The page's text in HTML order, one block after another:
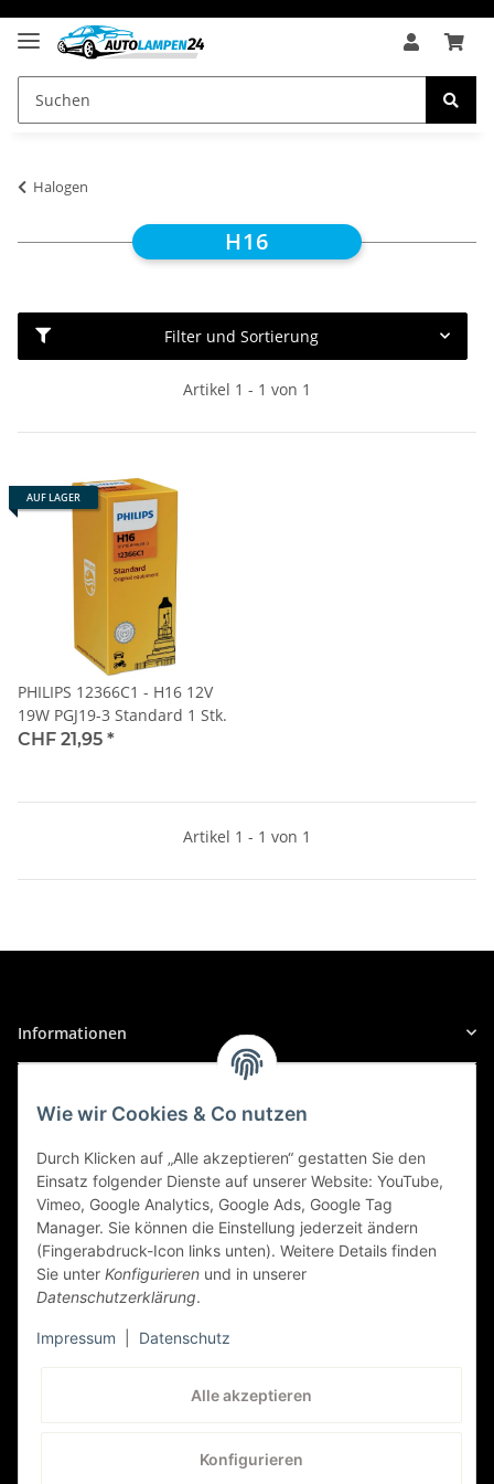
Halogen
H16
Filter und Sortierung
Artikel 1 - 1 von 1
AUF LAGER
PHILIPS 12366C1 - H16 12V
19W PGJ19-3 Standard 1 Stk.
CHF 21,95 *
Artikel 1 - 1 von 1
Informationen
Sicher Einkaufen
Wie wir Cookies & Co nutzen
Durch Klicken auf „Alle akzeptieren“ gestatten Sie den
Einsatz folgender Dienste auf unserer Website: YouTube,
Vimeo, Google Analytics, Google Ads, Google Tag
Manager. Sie können die Einstellung jederzeit ändern
(Fingerabdruck-Icon links unten). Weitere Details finden
Sie unter Konfigurieren und in unserer
Datenschutzerklärung.
Impressum Datenschutz
Alle akzeptieren
Konfigurieren